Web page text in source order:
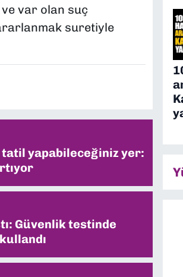
var olan suç
suretiyle
tatil yapabileceğiniz yer:
Güvenlik testinde